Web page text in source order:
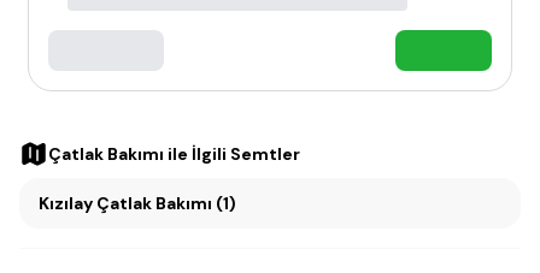
Çatlak Bakımı ile İlgili Semtler
Kızılay Çatlak Bakımı (1)